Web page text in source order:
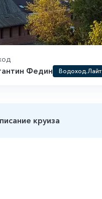
Федин Водоход.Лайт
круиза